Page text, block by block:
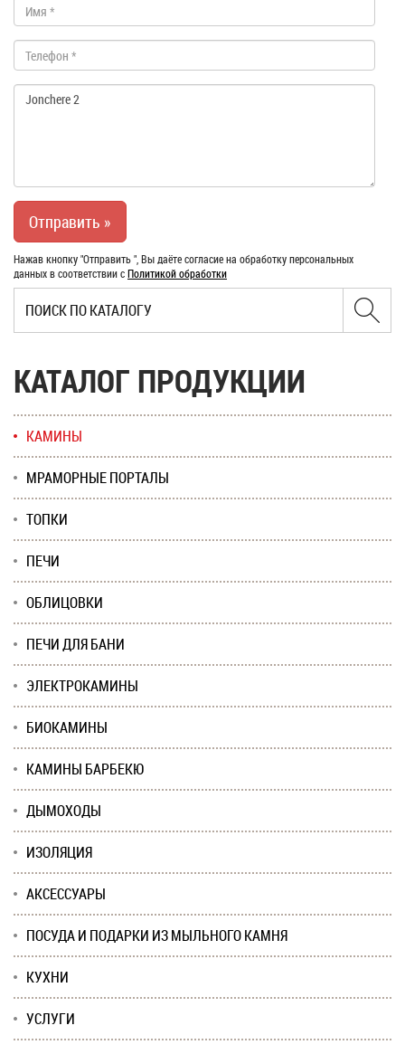
Нажав кнопку "Отправить ", Вы даёте согласие на обработку персональных
данных в соответствии сПолитикой обработки
КАТАЛОГ ПРОДУКЦИИ
КАМИНЫ
МРАМОРНЫЕ ПОРТАЛЫ
ТОПКИ
ПЕЧИ
ОБЛИЦОВКИ
ПЕЧИ ДЛЯ БАНИ
ЭЛЕКТРОКАМИНЫ
БИОКАМИНЫ
КАМИНЫ БАРБЕКЮ
ДЫМОХОДЫ
ИЗОЛЯЦИЯ
АКСЕССУАРЫ
ПОСУДА И ПОДАРКИ ИЗ МЫЛЬНОГО КАМНЯ
КУХНИ
УСЛУГИ